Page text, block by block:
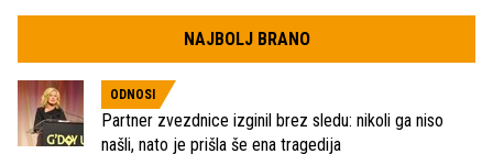
NAJBOLJ BRANO
ODNOSI
Partner zvezdnice izginil brez sledu: nikoli ga niso
našli, nato je prišla še ena tragedija